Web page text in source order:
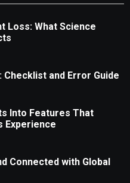
Loss: What Science
Checklist and Error Guide
Into Features That
Experience
Connected with Global